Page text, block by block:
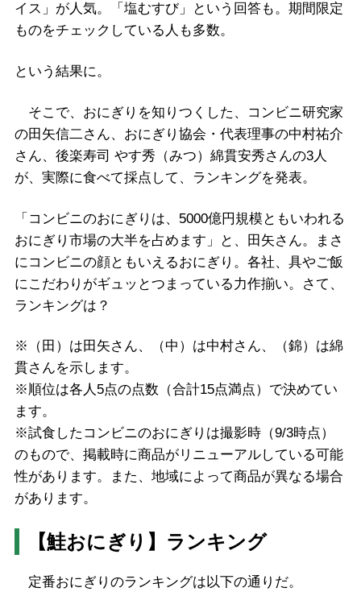
イス」が人気。「塩むすび」という回答も。期間限定
ものをチェックしている人も多数。
という結果に。
そこで、おにぎりを知りつくした、コンビニ研究家
の田矢信二さん、おにぎり協会・代表理事の中村祐介
さん、後楽寿司 やす秀（みつ）綿貫安秀さんの3人
が、実際に食べて採点して、ランキングを発表。
「コンビニのおにぎりは、5000億円規模ともいわれる
おにぎり市場の大半を占めます」と、田矢さん。まさ
にコンビニの顔ともいえるおにぎり。各社、具やご飯
にこだわりがギュッとつまっている力作揃い。さて、
ランキングは？
※（田）は田矢さん、（中）は中村さん、（錦）は綿
貫さんを示します。
※順位は各人5点の点数（合計15点満点）で決めてい
ます。
※試食したコンビニのおにぎりは撮影時（9/3時点）
のもので、掲載時に商品がリニューアルしている可能
性があります。また、地域によって商品が異なる場合
があります。
【鮭おにぎり】ランキング
定番おにぎりのランキングは以下の通りだ。